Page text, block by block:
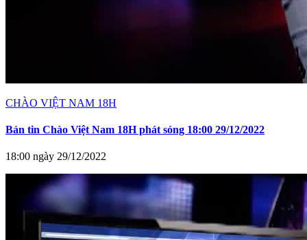
CHÀO VIỆT NAM 18H
Bản tin Chào Việt Nam 18H phát sóng 18:00 29/12/2022
18:00 ngày 29/12/2022